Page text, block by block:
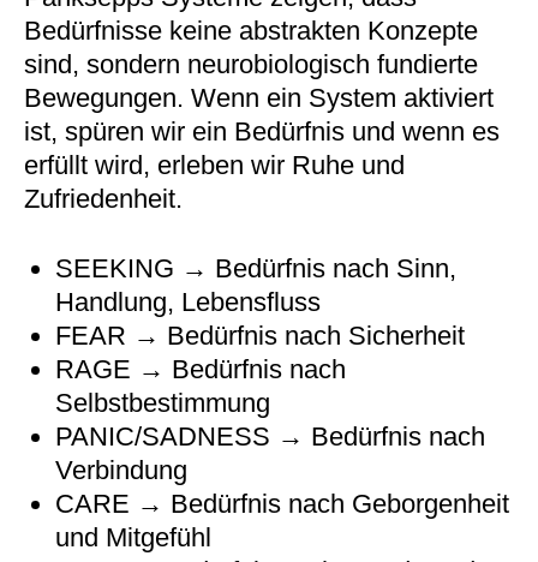
Bedürfnisse keine abstrakten Konzepte
sind, sondern neurobiologisch fundierte
Bewegungen. Wenn ein System aktiviert
ist, spüren wir ein Bedürfnis und wenn es
erfüllt wird, erleben wir Ruhe und
Zufriedenheit.
SEEKING → Bedürfnis nach Sinn,
Handlung, Lebensfluss
FEAR → Bedürfnis nach Sicherheit
RAGE → Bedürfnis nach
Selbstbestimmung
PANIC/SADNESS → Bedürfnis nach
Verbindung
CARE → Bedürfnis nach Geborgenheit
und Mitgefühl